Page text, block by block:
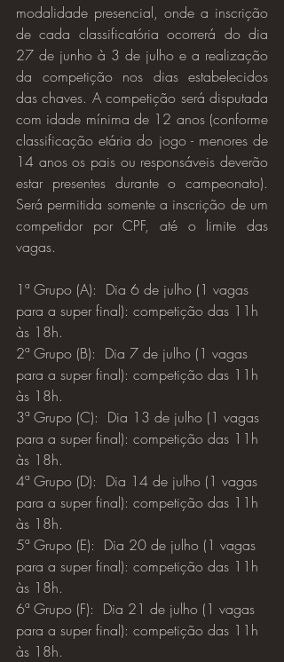
modalidade presencial, onde a inscrição
de cada classificatória ocorrerá do dia
27 de junho à 3 de julho e a realização
da competição nos dias estabelecidos
das chaves. A competição será disputada
com idade mínima de 12 anos (conforme
classificação etária do jogo - menores de
14 anos os pais ou responsáveis deverão
estar presentes durante o campeonato).
Será permitida somente a inscrição de um
competidor por CPF, até o limite das
vagas.
1ª Grupo (A):  Dia 6 de julho (1 vagas
para a super final): competição das 11h
às 18h.
2ª Grupo (B):  Dia 7 de julho (1 vagas
para a super final): competição das 11h
às 18h.
3ª Grupo (C):  Dia 13 de julho (1 vagas
para a super final): competição das 11h
às 18h.
4ª Grupo (D):  Dia 14 de julho (1 vagas
para a super final): competição das 11h
às 18h.
5ª Grupo (E):  Dia 20 de julho (1 vagas
para a super final): competição das 11h
às 18h.
6ª Grupo (F):  Dia 21 de julho (1 vagas
para a super final): competição das 11h
às 18h.